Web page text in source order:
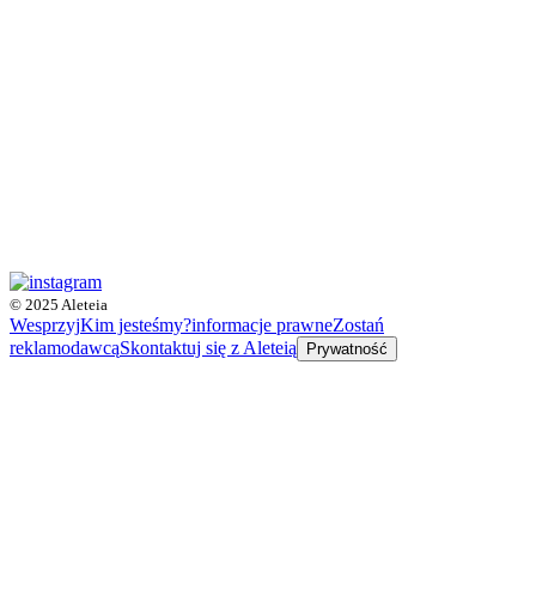
© 2025 Aleteia
WesprzyjKim jesteśmy?informacje prawneZostań
reklamodawcąSkontaktuj się z Aleteią Prywatność